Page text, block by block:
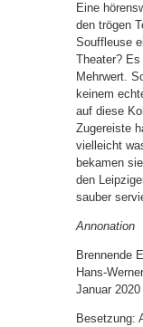
Eine
den trögen
Souffleuse
Theater?
Mehrwert.
keinem
auf diese
Zugereiste
vielleicht
bekamen
den
sauber
Annonation
Brennende
Hans-
Januar 2020
Besetzung: